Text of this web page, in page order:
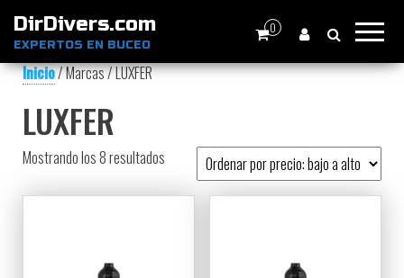
DirDivers.com
EXPERTOS EN BUCEO
0
Inicio/ Marcas / LUXFER
LUXFER
Mostrando los 8 resultados Ordenado por precio: bajo a alto